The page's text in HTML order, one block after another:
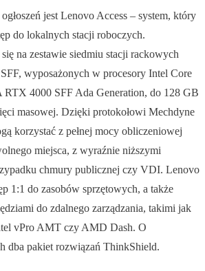
jest Lenovo Access – system, który
do lokalnych stacji roboczych.
na zestawie siedmiu stacji rackowych
wyposażonych w procesory Intel Core
4000 SFF Ada Generation, do 128 GB
masowej. Dzięki protokołowi Mechdyne
korzystać z pełnej mocy obliczeniowej
miejsca, z wyraźnie niższymi
chmury publicznej czy VDI. Lenovo
1:1 do zasobów sprzętowych, a także
do zdalnego zarządzania, takimi jak
vPro AMT czy AMD Dash. O
dba pakiet rozwiązań ThinkShield.